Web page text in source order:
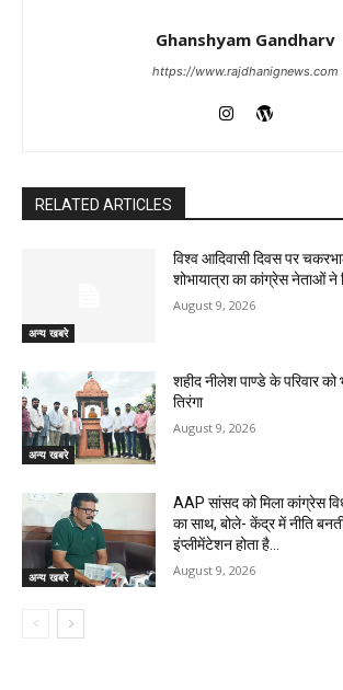
Ghanshyam Gandharv
https://www.rajdhanignews.com
RELATED ARTICLES
अन्य खबरे
विश्व आदिवासी दिवस पर
शोभायात्रा का कांग्रेस नेताओं ने
August 9, 2026
अन्य खबरे
शहीद नीलेश पाण्डे के परिवार
तिरंगा
August 9, 2026
अन्य खबरे
AAP सांसद को मिला कांग्रेस
का साथ, बोले- केंद्र में नीति
इंप्लीमेंटेशन होता है…
August 9, 2026